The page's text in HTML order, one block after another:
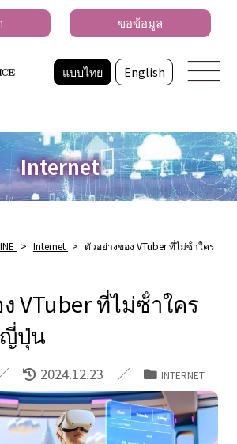
แบบไทย English
ขอข้อมูล
Internet
> Internet > ตัวอย่างของ VTuber ที่ไม่ซ้ําใคร
VTuber ที่ไม่ซ้ําใคร
ปุ่น
2024.12.23 INTERNET